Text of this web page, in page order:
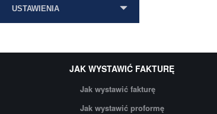
USTAWIENIA
JAK WYSTAWIĆ FAKTURĘ
Jak wystawić fakturę
Jak wystawić proformę